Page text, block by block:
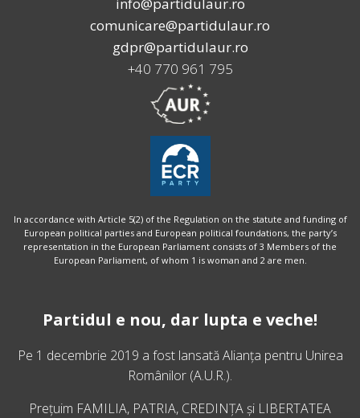
comunicare@partidulaur.ro
gdpr@partidulaur.ro
+40 770 961 795
In accordance with Article 5(2) of the Regulation on the statute and funding of
European political parties and European political foundations, the party’s
representation in the European Parliament consists of 3 Members of the
European Parliament, of whom 1 is woman and 2 are men.
Partidul e nou, dar lupta e veche!
Pe 1 decembrie 2019 a fost lansatăAlianța pentru Unirea
Românilor (A.U.R.).
Prețuim FAMILIA, PATRIA, CREDINȚA și LIBERTATEA